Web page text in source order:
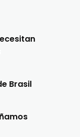
Brasil